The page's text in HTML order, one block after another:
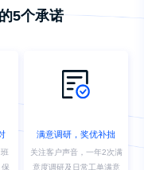
5个承诺
满意调研，奖优补拙
关注客户声音，一年2次满
意度调研及日常工单满意